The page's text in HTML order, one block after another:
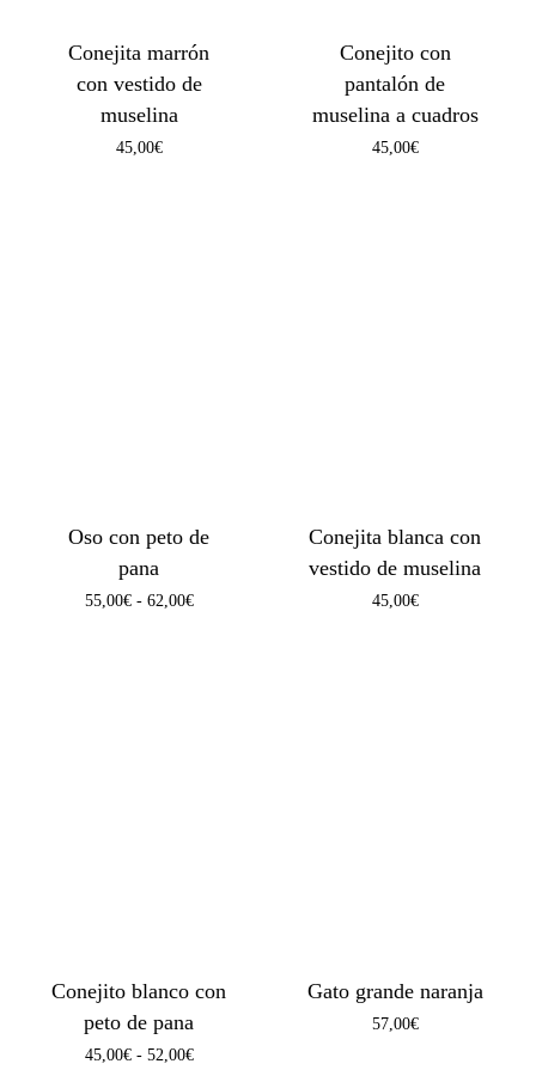
Conejita marrón
con vestido de
muselina
45,00€
Conejito con
pantalón de
muselina a cuadros
45,00€
Oso con peto de
pana
55,00€ - 62,00€Rango
Conejita blanca con
vestido de muselina
45,00€
Conejito blanco con
peto de pana
45,00€ - 52,00€Rango
Gato grande naranja
57,00€